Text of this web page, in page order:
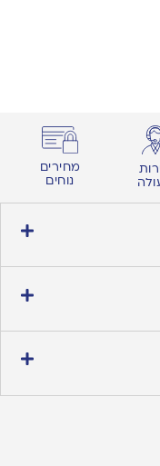
מחירים
נוחים